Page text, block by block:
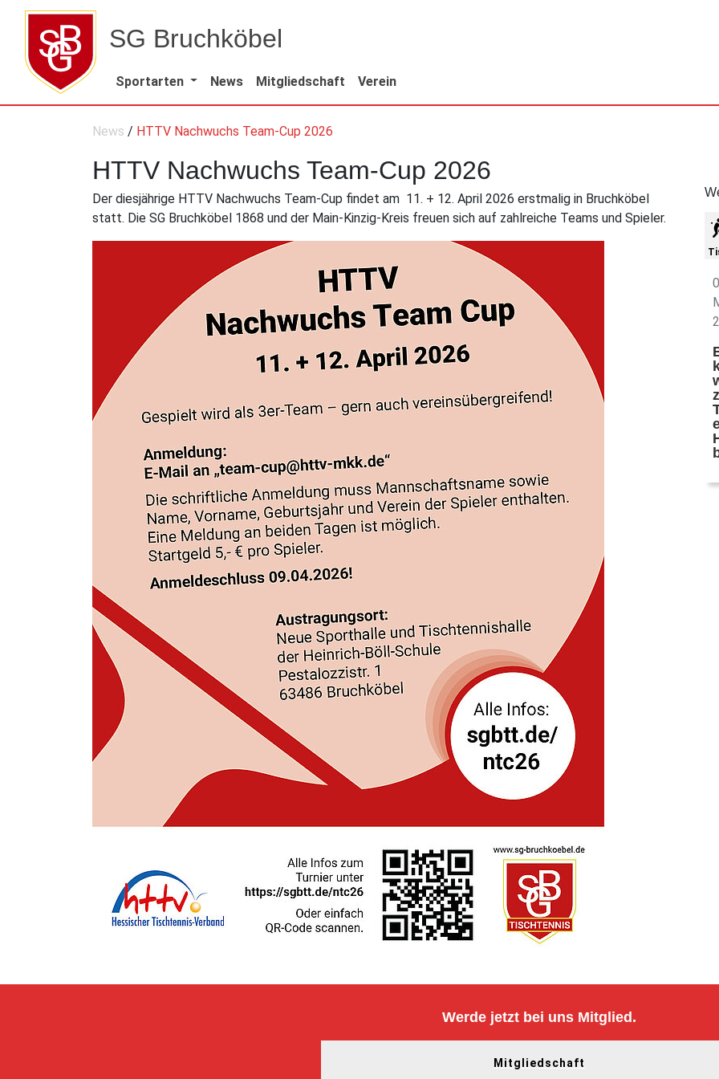
SG Bruchköbel
Sportarten News Mitgliedschaft Verein
News / HTTV Nachwuchs Team-Cup 2026
HTTV Nachwuchs Team-Cup 2026
Der diesjährige HTTV Nachwuchs Team-Cup findet am 11. + 12. April 2026 erstmalig in Bruchköbel
statt. Die SG Bruchköbel 1868 und der Main-Kinzig-Kreis freuen sich auf zahlreiche Teams und Spieler.
Werde jetzt bei uns Mitglied.
Mitgliedschaft